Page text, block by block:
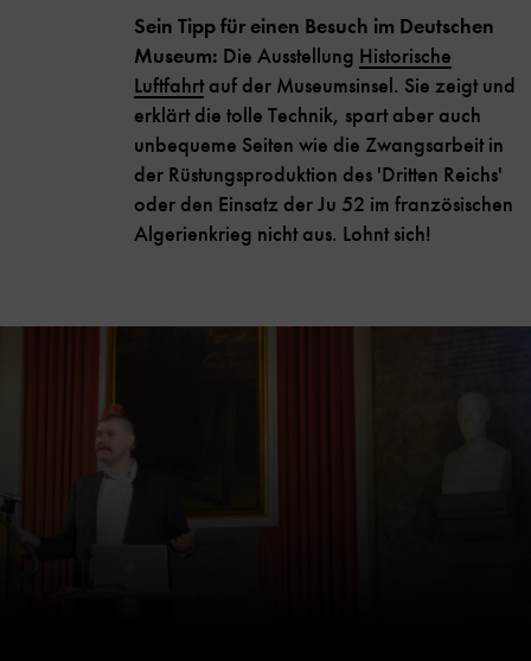
Sein Tipp für einen Besuch im Deutschen
Museum: Die Ausstellung Historische
Luftfahrt auf der Museumsinsel. Sie zeigt und
erklärt die tolle Technik, spart aber auch
unbequeme Seiten wie die Zwangsarbeit in
der Rüstungsproduktion des 'Dritten Reichs'
oder den Einsatz der Ju 52 im französischen
Algerienkrieg nicht aus. Lohnt sich!